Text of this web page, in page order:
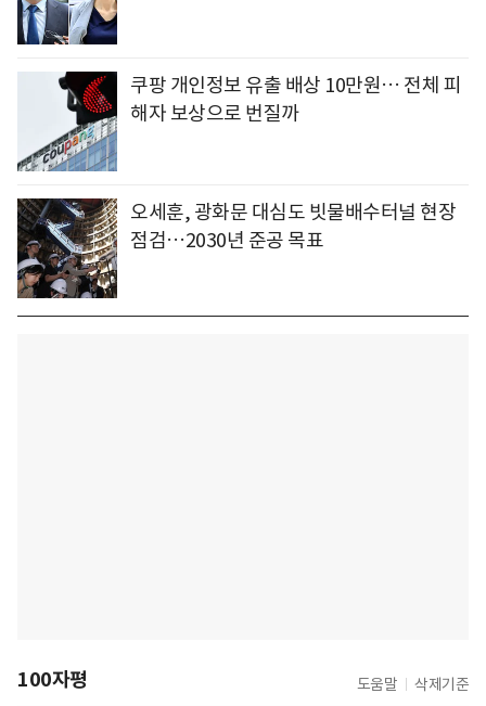
쿠팡 개인정보 유출 배상 10만원… 전체 피
해자 보상으로 번질까
오세훈, 광화문 대심도 빗물배수터널 현장
점검…2030년 준공 목표
100자평 도움말 삭제기준